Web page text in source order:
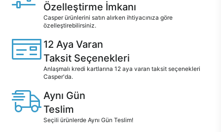
Özelleştirme İmkanı
Casper ürünlerini satın alırken ihtiyacınıza göre
özelleştirebilirsiniz.
12 Aya Varan
Taksit Seçenekleri
Anlaşmalı kredi kartlarına 12 aya varan taksit seçenekleri
Casper'da.
Aynı Gün
Teslim
Seçili ürünlerde Aynı Gün Teslim!